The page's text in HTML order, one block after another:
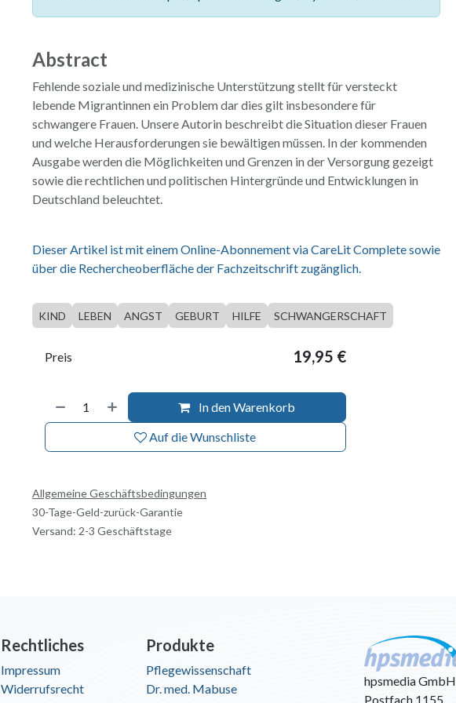
Abstract
Fehlende soziale und medizinische Unterstützung stellt für versteckt
lebende Migrantinnen ein Problem dar dies gilt insbesondere für
schwangere Frauen. Unsere Autorin beschreibt die Situation dieser Frauen
und welche Herausforderungen sie bewältigen müssen. In der kommenden
Ausgabe werden die Möglichkeiten und Grenzen in der Versorgung gezeigt
sowie die rechtlichen und politischen Hintergründe und Entwicklungen in
Deutschland beleuchtet.
Dieser Artikel ist mit einem Online-Abonnement via CareLit Complete sowie
über die Rechercheoberfläche der Fachzeitschrift zugänglich.
KIND LEBEN ANGST GEBURT HILFE SCHWANGERSCHAFT
In den Warenkorb
Auf die Wunschliste
Preis 19,95 €
Allgemeine Geschäftsbedingungen
30-Tage-Geld-zurück-Garantie
Versand: 2-3 Geschäftstage
Rechtliches
Impressum
Widerrufsrecht
Produkte
Pflegewissenschaft
Dr. med. Mabuse
hpsmedia GmbH
Postfach 1155